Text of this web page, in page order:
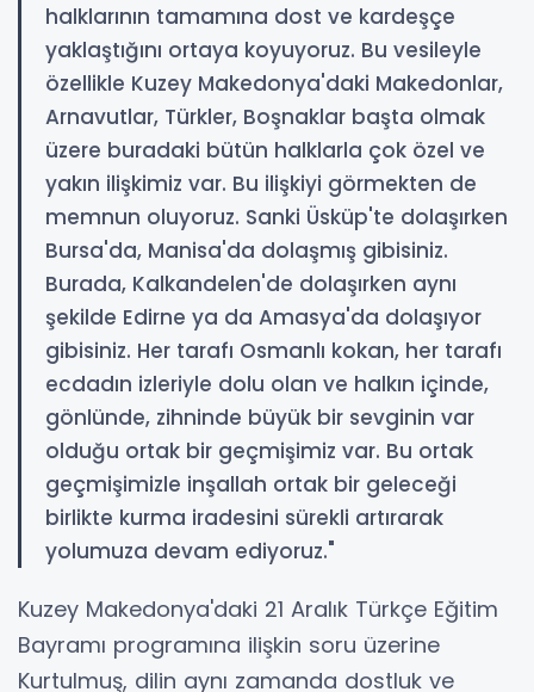
halklarının tamamına dost ve kardeşçe
yaklaştığını ortaya koyuyoruz. Bu vesileyle
özellikle Kuzey Makedonya'daki Makedonlar,
Arnavutlar, Türkler, Boşnaklar başta olmak
üzere buradaki bütün halklarla çok özel ve
yakın ilişkimiz var. Bu ilişkiyi görmekten de
memnun oluyoruz. Sanki Üsküp'te dolaşırken
Bursa'da, Manisa'da dolaşmış gibisiniz.
Burada, Kalkandelen'de dolaşırken aynı
şekilde Edirne ya da Amasya'da dolaşıyor
gibisiniz. Her tarafı Osmanlı kokan, her tarafı
ecdadın izleriyle dolu olan ve halkın içinde,
gönlünde, zihninde büyük bir sevginin var
olduğu ortak bir geçmişimiz var. Bu ortak
geçmişimizle inşallah ortak bir geleceği
birlikte kurma iradesini sürekli artırarak
yolumuza devam ediyoruz."
Kuzey Makedonya'daki 21 Aralık Türkçe Eğitim
Bayramı programına ilişkin soru üzerine
Kurtulmuş, dilin aynı zamanda dostluk ve